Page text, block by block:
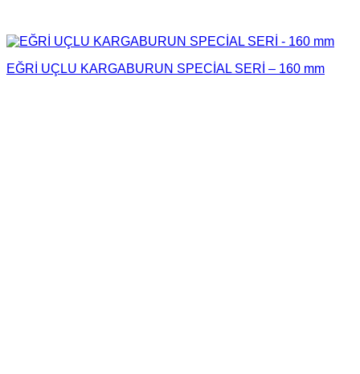
EĞRİ UÇLU KARGABURUN SPECİAL SERİ – 160 mm